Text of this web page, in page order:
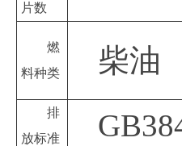
片数
燃
料种类
柴油
排
放标准